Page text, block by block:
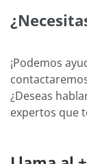
¡Podemos
¿Deseas
expertos que